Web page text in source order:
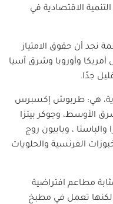
الاقتصادية في
نجد أن حقوق الامتياز
وأوروبا وشرق آسيا
جدًا.
هي: طربوش إكسبرس
الأوسط، وجوكر بيتزا
والباستا ، وبابيون روج
الفرنسية والحلويات
مطاعم افتراضية
تعمل في مطبخ